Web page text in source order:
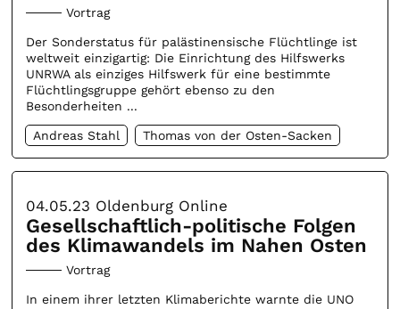
Vortrag
Der Sonderstatus für palästinensische Flüchtlinge ist
weltweit einzigartig: Die Einrichtung des Hilfswerks
UNRWA als einziges Hilfswerk für eine bestimmte
Flüchtlingsgruppe gehört ebenso zu den
Besonderheiten ...
Andreas Stahl Thomas von der Osten-Sacken
04.05.23 Oldenburg Online
Gesellschaftlich-politische Folgen
des Klimawandels im Nahen Osten
Vortrag
In einem ihrer letzten Klimaberichte warnte die UNO